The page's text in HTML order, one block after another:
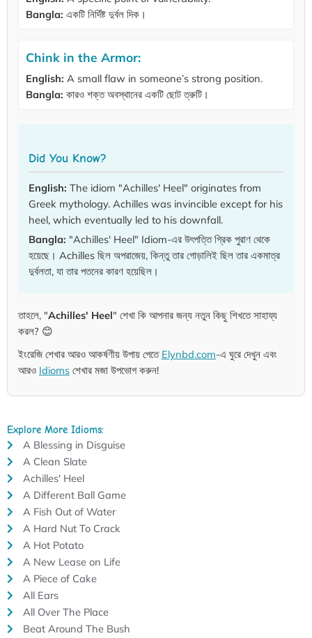
Bangla: একটি নির্দিষ্ট দুর্বল দিক।
Chink in the Armor:
English: A small flaw in someone’s strong position.
Bangla: কারও শক্ত অবস্থানের একটি ছোট ত্রুটি।
Did You Know?
English: The idiom "Achilles' Heel" originates from
Greek mythology. Achilles was invincible except for his
heel, which eventually led to his downfall.
Bangla: "Achilles' Heel" Idiom-এর উৎপত্তি গ্রিক পুরাণ থেকে
হয়েছে। Achilles ছিল অপরাজেয়, কিন্তু তার গোড়ালিই ছিল তার একমাত্র
দুর্বলতা, যা তার পতনের কারণ হয়েছিল।
তাহলে, "Achilles' Heel" শেখা কি আপনার জন্য নতুন কিছু শিখতে সাহায্য
করল? 😊
ইংরেজি শেখার আরও আকর্ষণীয় উপায় পেতে Elynbd.com-এ ঘুরে দেখুন এবং
আরও Idioms শেখার মজা উপভোগ করুন!
Explore More Idioms:
A Blessing in Disguise
A Clean Slate
Achilles' Heel
A Different Ball Game
A Fish Out of Water
A Hard Nut To Crack
A Hot Potato
A New Lease on Life
A Piece of Cake
All Ears
All Over The Place
Beat Around The Bush